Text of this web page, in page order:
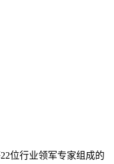
位行业领军专家组成的